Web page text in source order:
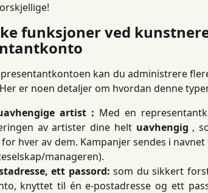
funksjoner ved
kan du administrere
er noen detaljer om hvordan denne
artist : Med en
av artister dine helt uavhengig ,
hver av dem. Kampanjer sendes i
manageren).
ett passord: som du sikkert
knyttet til én e-postadresse og ett